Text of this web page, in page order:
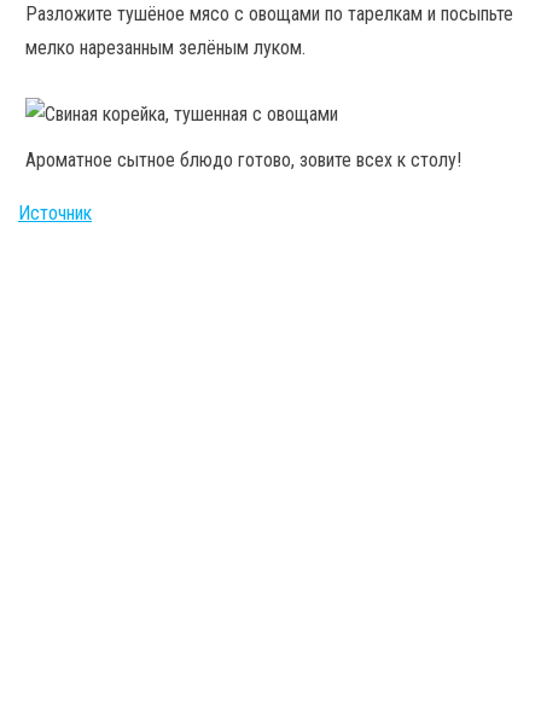
Разложите тушёное мясо с овощами по тарелкам и посыпьте
мелко нарезанным зелёным луком.
Ароматное сытное блюдо готово, зовите всех к столу!
Источник